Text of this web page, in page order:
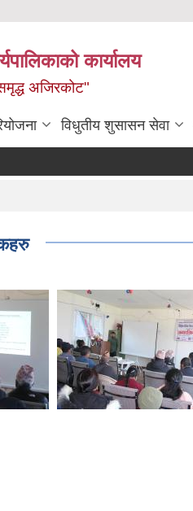
कार्यालय
अजिरकोट"
विधुतीय शुसासन सेवा